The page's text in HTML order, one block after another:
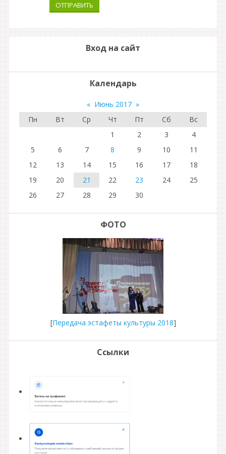
ОТПРАВИТЬ
Вход на сайт
Календарь
« Июнь 2017 »
Пн
Вт Ср Чт Пт Сб
Вс
1
2 3
4
5
6 7 8 9 10
11
12
13 14 15 16 17
18
19
20 21 22 23 24
25
26
27 28 29 30
ФОТО
[Передача эстафеты культуры 2018]
Ссылки